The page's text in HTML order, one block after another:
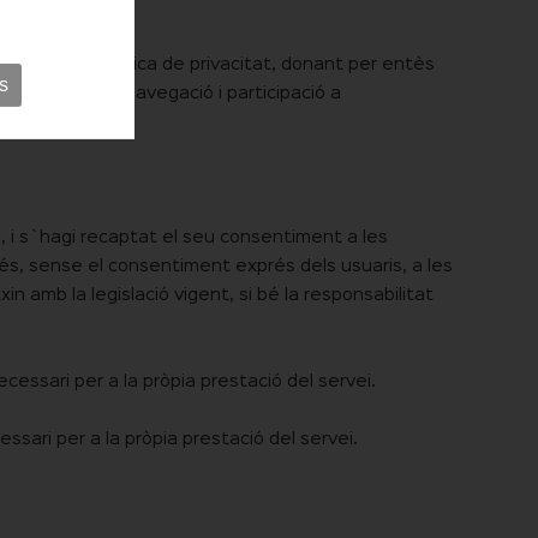
d`ús i política de privacitat, donant per entès
durant la navegació i participació a
i s`hagi recaptat el seu consentiment a les
sense el consentiment exprés dels usuaris, a les
amb la legislació vigent, si bé la responsabilitat
per a la pròpia prestació del servei.
per a la pròpia prestació del servei.